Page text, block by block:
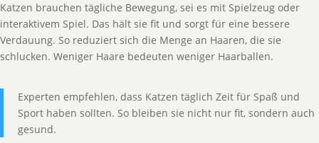
Katzen brauchen tägliche Bewegung, sei es mit Spielzeug oder
interaktivem Spiel. Das hält sie fit und sorgt für eine bessere
Verdauung. So reduziert sich die Menge an Haaren, die sie
schlucken. Weniger Haare bedeuten weniger Haarballen.
Experten empfehlen, dass Katzen täglich Zeit für Spaß und
Sport haben sollten. So bleiben sie nicht nur fit, sondern auch
gesund.